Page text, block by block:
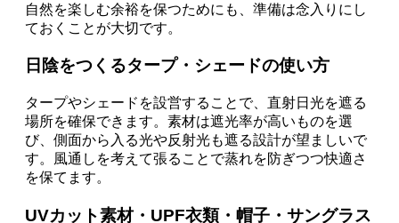
自然を楽しむ余裕を保つためにも、準備は念入りにし
ておくことが大切です。
日陰をつくるタープ・シェードの使い方
タープやシェードを設営することで、直射日光を遮る
場所を確保できます。素材は遮光率が高いものを選
び、側面から入る光や反射光も遮る設計が望ましいで
す。風通しを考えて張ることで蒸れを防ぎつつ快適さ
を保てます。
UVカット素材・UPF衣類・帽子・サングラス